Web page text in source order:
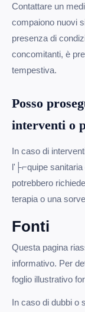
Contattare un
compaiono nuovi
presenza di
concomitanti, è
tempestiva.
Posso
interventi o
In caso di
l'├⌐quipe
potrebbero
terapia o una
Fonti
Questa pagina
informativo. Per
foglio illustrativo
In caso di dubbi o